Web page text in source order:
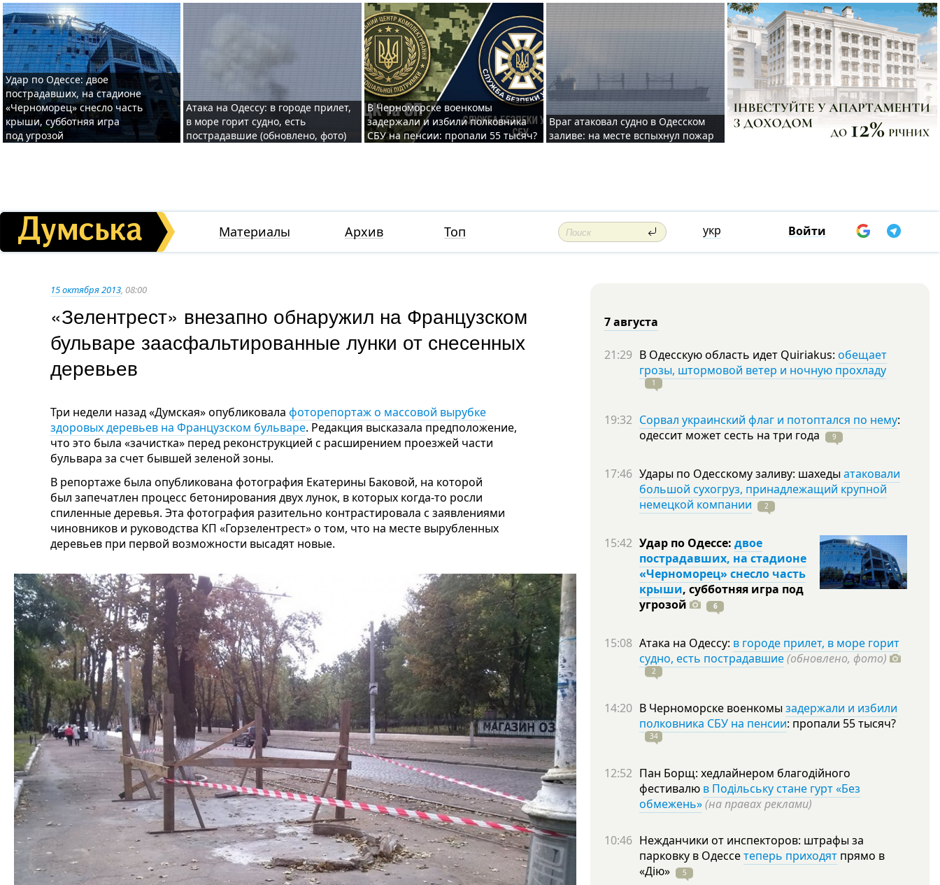
Удар по Одессе: двое
пострадавших, на стадионе
«Черноморец» снесло часть
крыши, субботняя игра
под угрозой
Атака на Одессу: в городе прилет,
в море горит судно, есть
пострадавшие (обновлено, фото)
В Черноморске военкомы
задержали и избили полковника
СБУ на пенсии: пропали 55 тысяч?
Враг атаковал судно в Одесском
заливе: на месте вспыхнул пожар
Материалы Архив Топ укр Войти
15 октября 2013, 08:00
«Зелентрест» внезапно обнаружил на Французском
бульваре заасфальтированные лунки от снесенных
деревьев
Три недели назад «Думская» опубликовала фоторепортаж о массовой вырубке
здоровых деревьев на Французском бульваре. Редакция высказала предположение,
что это была «зачистка» перед реконструкцией с расширением проезжей части
бульвара за счет бывшей зеленой зоны.
В репортаже была опубликована фотография Екатерины Баковой, на которой
был запечатлен процесс бетонирования двух лунок, в которых когда-то росли
спиленные деревья. Эта фотография разительно контрастировала с заявлениями
чиновников и руководства КП «Горзелентрест» о том, что на месте вырубленных
деревьев при первой возможности высадят новые.
7 августа
21:29 В Одесскую область идет Quiriakus: обещает
грозы, штормовой ветер и ночную прохладу
1
19:32 Сорвал украинский флаг и потоптался по нему:
одессит может сесть на три года 9
17:46 Удары по Одесскому заливу: шахеды атаковали
большой сухогруз, принадлежащий крупной
немецкой компании
2
15:42 Удар по Одессе: двое
пострадавших, на стадионе
«Черноморец» снесло часть
крыши, субботняя игра под
угрозой
6
15:08 Атака на Одессу: в городе прилет, в море горит
судно, есть пострадавшие(обновлено, фото)
2
14:20 В Черноморске военкомы задержали и избили
полковника СБУ на пенсии: пропали 55тысяч?
34
12:52 Пан Борщ: хедлайнером благодійного
фестивалю в Подільську стане гурт «Без
обмежень»(на правах реклами)
10:46 Нежданчики от инспекторов: штрафы за
парковку в Одессетеперь приходят прямо в
«Дію»
5